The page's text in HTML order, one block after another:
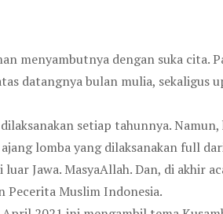
menyambutnya dengan suka cita.
datangnya bulan mulia, sekaligus
setiap tahunnya.
lomba yang dilaksanakan full
Jawa. MasyaAllah. Dan, di akhir
Pecerita Muslim Indonesia.